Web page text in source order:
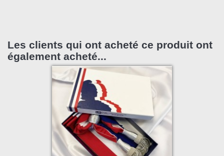
Les clients qui ont acheté ce produit ont
également acheté...